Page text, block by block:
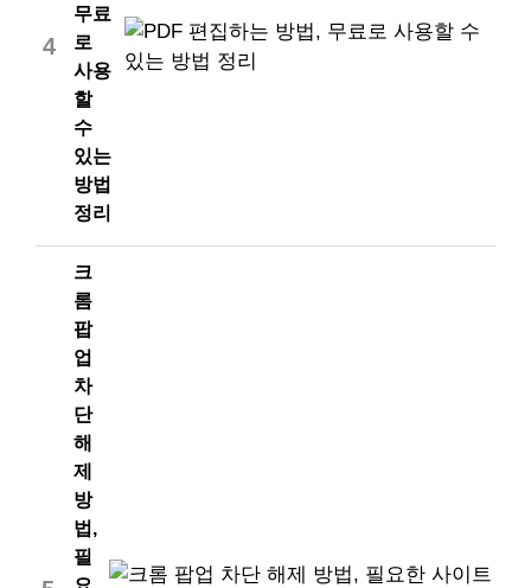
4
무료
로
사용
할
수
있는
방법
정리
크
롬
팝
업
차
단
해
제
방
법,
필